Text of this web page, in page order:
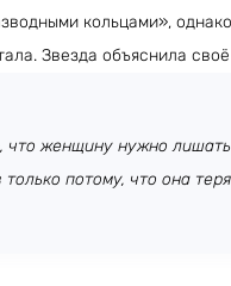
кольцами»,
Звезда объяснила
что женщину нужно лишать
потому, что она